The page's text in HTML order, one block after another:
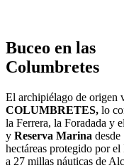
Buceo en las
Columbretes
El archipiélago de origen
COLUMBRETES, lo
la Ferrera, la Foradada y
y Reserva Marina
hectáreas protegido por
a 27 millas náuticas de